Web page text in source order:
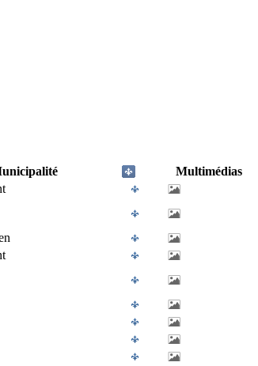
Multimédias